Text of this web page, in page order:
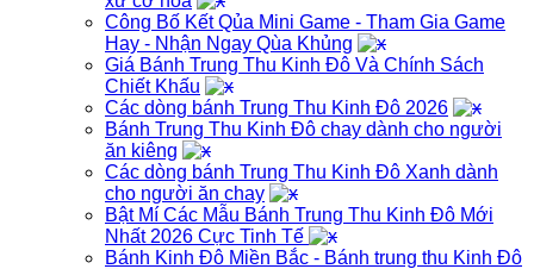
Công Bố Kết Qủa Mini Game - Tham Gia Game
Hay - Nhận Ngay Qùa Khủng
Giá Bánh Trung Thu Kinh Đô Và Chính Sách
Chiết Khấu
Các dòng bánh Trung Thu Kinh Đô 2026
Bánh Trung Thu Kinh Đô chay dành cho người
ăn kiêng
Các dòng bánh Trung Thu Kinh Đô Xanh dành
cho người ăn chay
Bật Mí Các Mẫu Bánh Trung Thu Kinh Đô Mới
Nhất 2026 Cực Tinh Tế
Bánh Kinh Đô Miền Bắc - Bánh trung thu Kinh Đô